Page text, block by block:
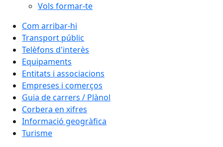
Vols formar-te
Com arribar-hi
Transport públic
Telèfons d'interès
Equipaments
Entitats i associacions
Empreses i comerços
Guia de carrers / Plànol
Corbera en xifres
Informació geogràfica
Turisme